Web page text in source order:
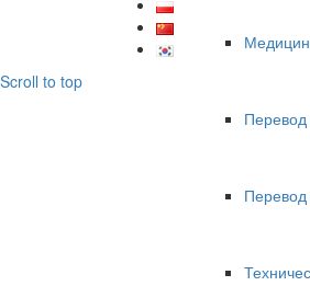
Scroll to top